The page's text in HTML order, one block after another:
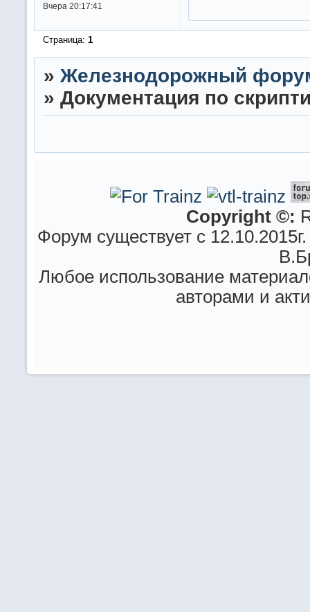
Вчера 20:17:41
Страница: 1
» Железнодорожный
» Документация по
Copyright ©:
Форум существует с
Любое использование
авторами и